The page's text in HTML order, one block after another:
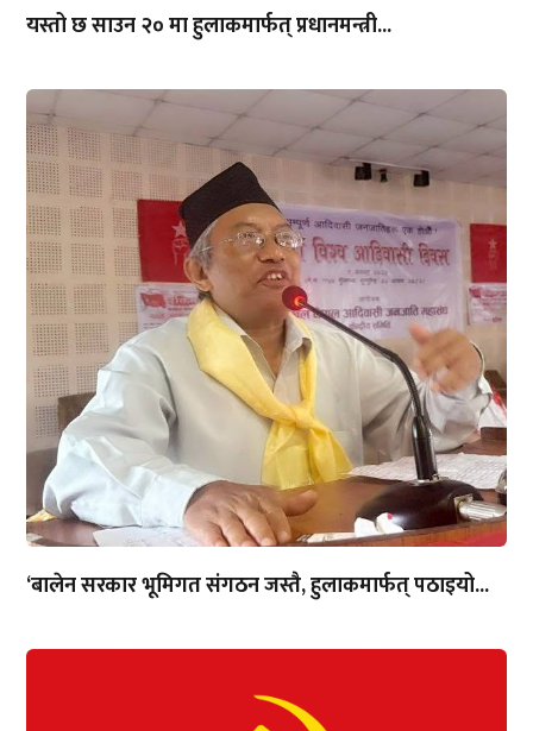
यस्तो छ साउन २० मा हुलाकमार्फत् प्रधानमन्त्री...
‘बालेन सरकार भूमिगत संगठन जस्तै, हुलाकमार्फत् पठाइयो...